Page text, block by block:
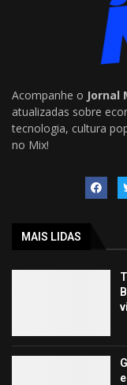
Acompanhe o Jornal
atualizadas sobre
tecnologia, cultura
no Mix!
MAIS LIDAS